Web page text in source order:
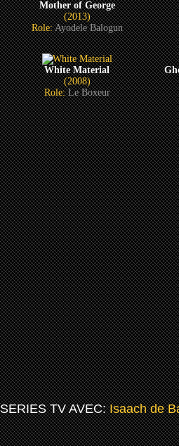
Mother of George
(2013)
Role:Ayodele Balogun
White Material
(2008)
Role:Le Boxeur
SERIES TV AVEC:Isaach de